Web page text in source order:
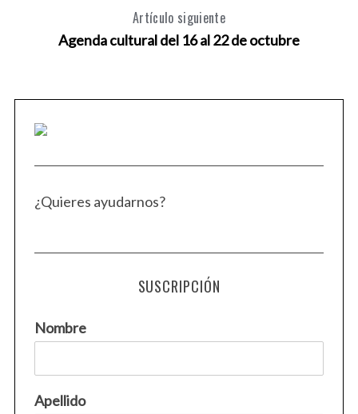
Artículo siguiente
Agenda cultural del 16 al 22 de octubre
¿Quieres ayudarnos?
SUSCRIPCIÓN
Nombre
Apellido